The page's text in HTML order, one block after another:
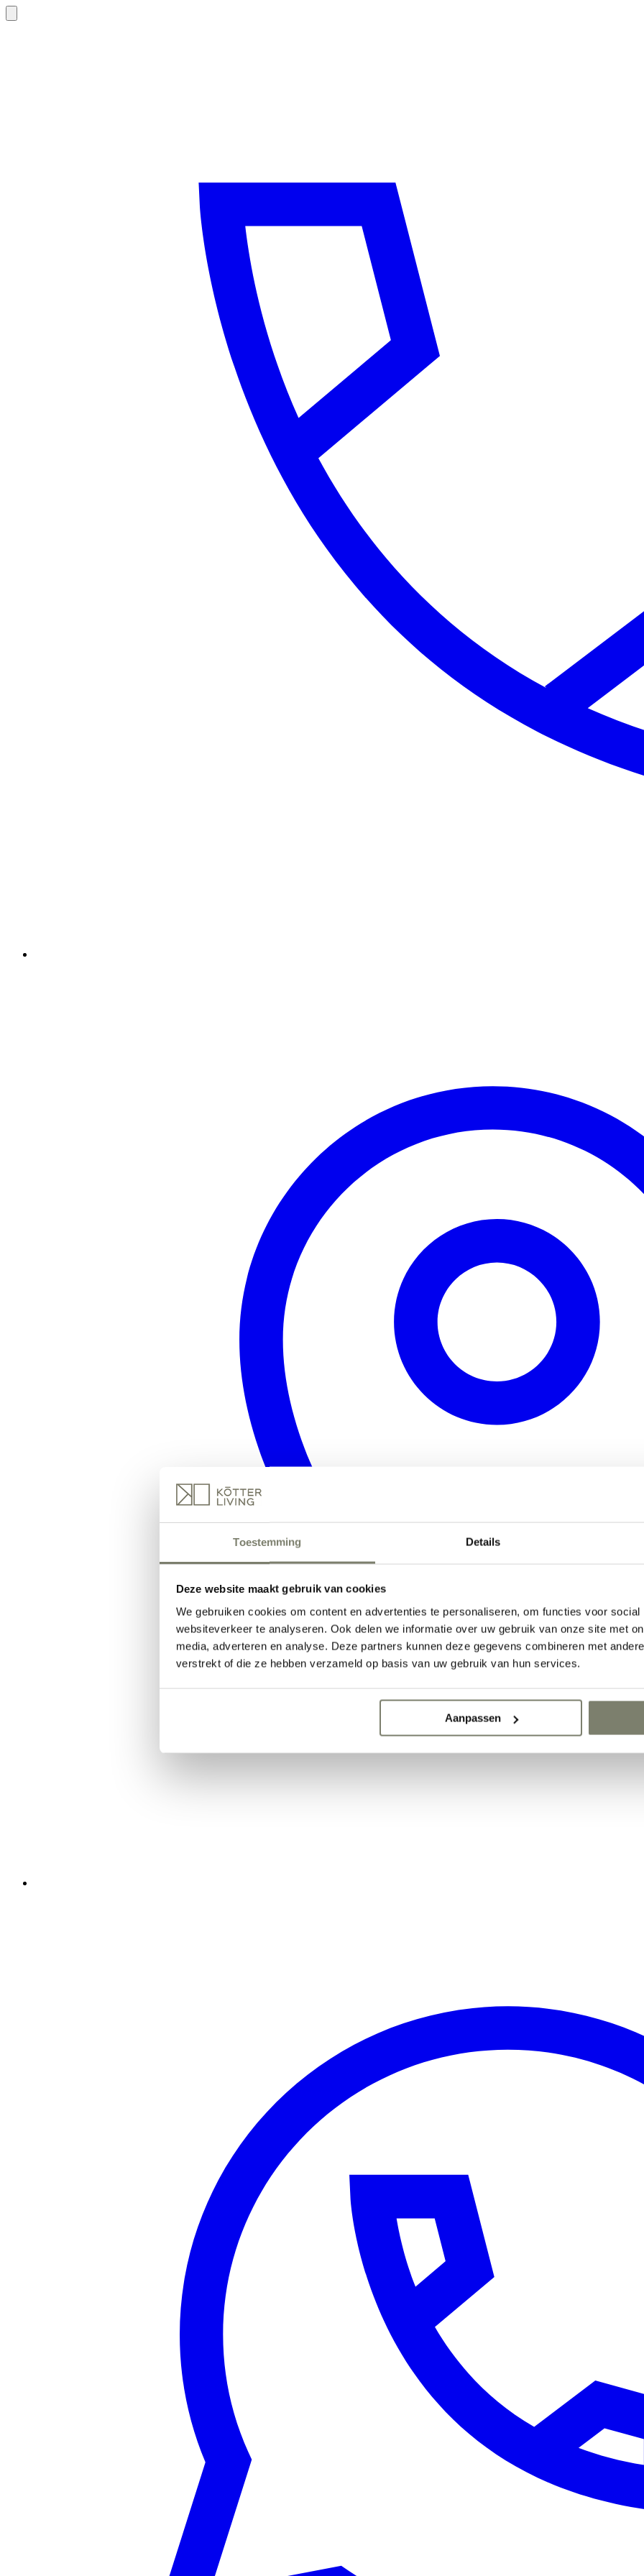
Toestemming Details
Deze website maakt gebruik van cookies
We gebruiken cookies om content en advertenties te personaliseren, om functies voor
websiteverkeer te analyseren. Ook delen we informatie over uw gebruik van onze site met
media, adverteren en analyse. Deze partners kunnen deze gegevens combineren met
verstrekt of die ze hebben verzameld op basis van uw gebruik van hun services.
Aanpassen